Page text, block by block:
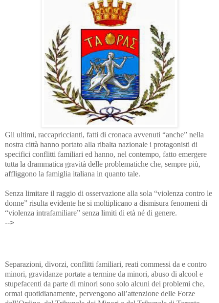
Gli ultimi, raccapriccianti, fatti di cronaca avvenuti “anche” nella
nostra città hanno portato alla ribalta nazionale i protagonisti di
specifici conflitti familiari ed hanno, nel contempo, fatto emergere
tutta la drammatica gravità delle problematiche che, sempre più,
affliggono la famiglia italiana in quanto tale.
Senza limitare il raggio di osservazione alla sola “violenza contro le
donne” risulta evidente he si moltiplicano a dismisura fenomeni di
“violenza intrafamiliare” senza limiti di età né di genere.
-->
Separazioni, divorzi, conflitti familiari, reati commessi da e contro
minori, gravidanze portate a termine da minori, abuso di alcool e
stupefacenti da parte di minori sono solo alcuni dei problemi che,
ormai quotidianamente, pervengono all’attenzione delle Forze